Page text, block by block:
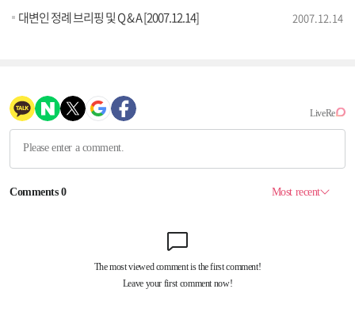
대변인 정례 브리핑 및 Q & A [2007.12.14] 2007.12.14